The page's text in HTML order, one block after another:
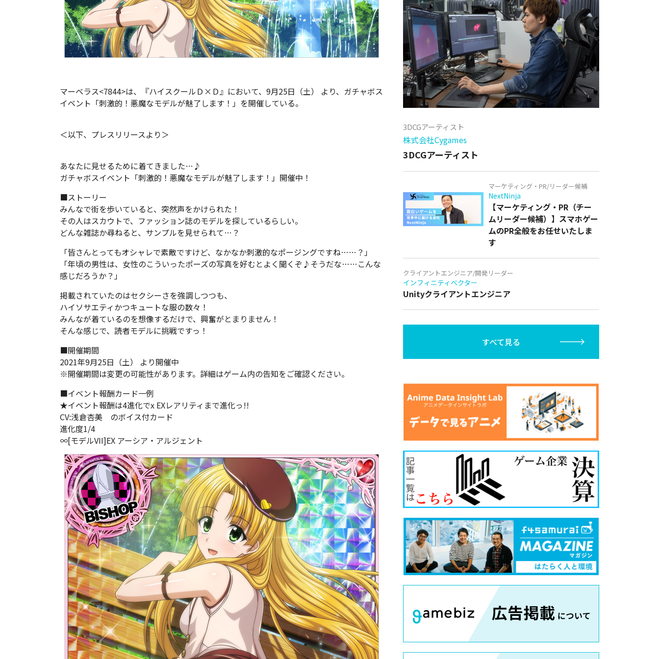
マーベラス<7844>は、『ハイスクールＤ×Ｄ』において、9月25日（土） より、ガチャボス
イベント「刺激的！悪魔なモデルが魅了します！」を開催している。
＜以下、プレスリリースより＞
あなたに見せるために着てきました…♪
ガチャボスイベント「刺激的！悪魔なモデルが魅了します！」開催中！
■ストーリー
みんなで街を歩いていると、突然声をかけられた！
その人はスカウトで、ファッション誌のモデルを探しているらしい。
どんな雑誌か尋ねると、サンプルを見せられて…？
「皆さんとってもオシャレで素敵ですけど、なかなか刺激的なポージングですね……？」
「年頃の男性は、女性のこういったポーズの写真を好むとよく聞くぞ♪そうだな……こんな
感じだろうか？」
掲載されていたのはセクシーさを強調しつつも、
ハイソサエティかつキュートな服の数々！
みんなが着ているのを想像するだけで、興奮がとまりません！
そんな感じで、読者モデルに挑戦ですっ！
■開催期間
2021年9月25日（土） より開催中
※開催期間は変更の可能性があります。詳細はゲーム内の告知をご確認ください。
■イベント報酬カード一例
★イベント報酬は4進化でx EXレアリティまで進化っ!!
CV:浅倉杏美 のボイス付カード
進化度1/4
∞[モデルVII]EX アーシア・アルジェント
3DCGアーティスト
株式会社Cygames
3DCGアーティスト
マーケティング・PR/リーダー候補
NextNinja
【マーケティング・PR（チー
ムリーダー候補）】スマホゲー
ムのPR全般をお任せいたしま
す
クライアントエンジニア/開発リーダー
インフィニティベクター
Unityクライアントエンジニア
すべて見る